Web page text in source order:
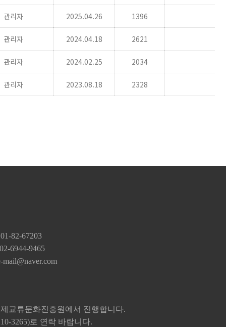
관리자 2025.04.26 1396
관리자 2024.04.18 2621
관리자 2024.02.25 2034
관리자 2023.08.18 2328
82-67203
6944-9465
mail@naver.com
교류문화진흥원에서 진행합니다.
3265)로 연락 바랍니다.